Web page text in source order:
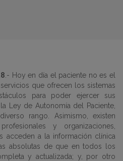
.- Hoy en día el paciente no es el
que ofrecen los sistemas
para poder ejercer sus
Ley de Autonomía del Paciente,
rango. Asimismo, existen
y organizaciones,
acceden a la información clínica
absolutas de que en todos los
y actualizada; y, por otro